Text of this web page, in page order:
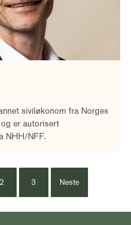
siviløkonom fra Norges
er autorisert
NHH/NFF.
2 3 Neste